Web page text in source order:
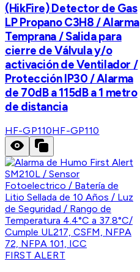
(HikFire) Detector de Gas
LP Propano C3H8 / Alarma
Temprana / Salida para
cierre de Válvula y/o
activación de Ventilador /
Protección IP30 / Alarma
de 70dB a 115dB a 1 metro
de distancia
HF-GP110HF-GP110
FIRST ALERT